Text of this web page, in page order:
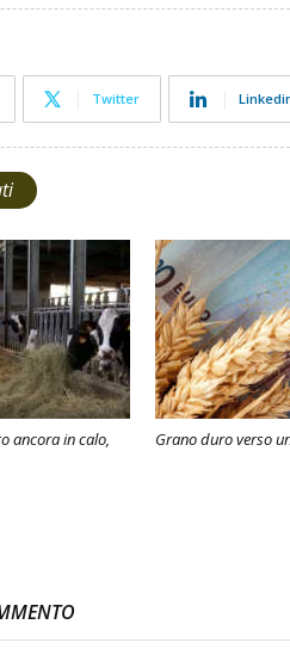
Twitter
ancora in calo,
Grano duro verso